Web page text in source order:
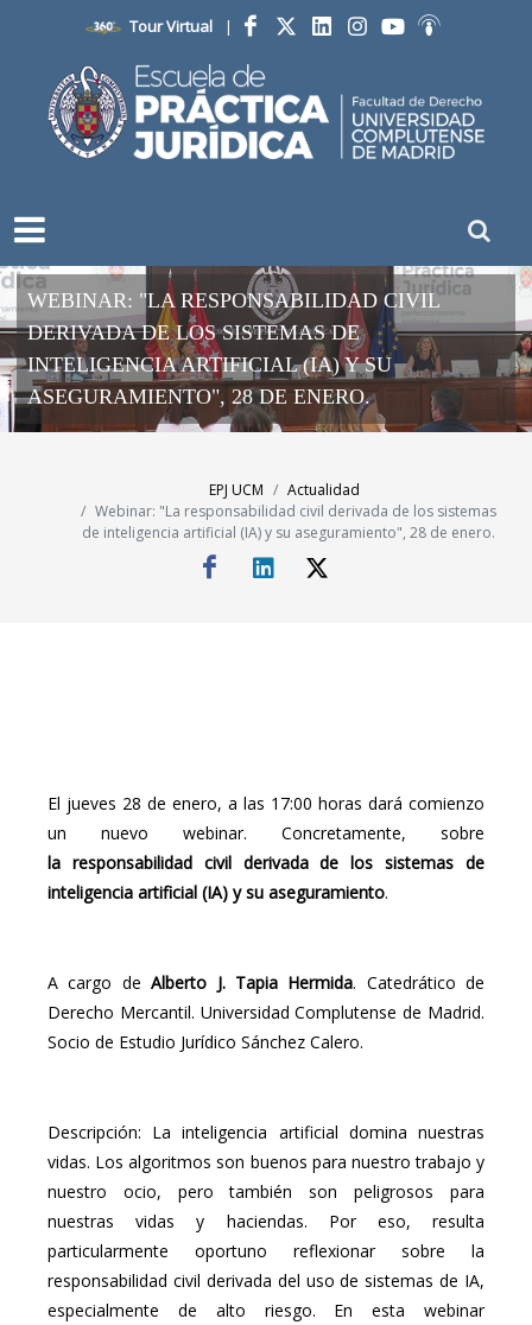
Tour Virtual |
Facebook
WEBINAR: "LA RESPONSABILIDAD CIVIL
DERIVADA DE LOS SISTEMAS DE
INTELIGENCIA ARTIFICIAL (IA) Y SU
ASEGURAMIENTO", 28 DE ENERO.
EPJ UCM
Actualidad
Webinar: "La responsabilidad civil derivada de los sistemas
de inteligencia artificial (IA) y su aseguramiento", 28 de enero.
El jueves 28 de enero, a las 17:00 horas dará comienzo
un nuevo webinar. Concretamente, sobre
la responsabilidad civil derivada de los sistemas de
inteligencia artificial (IA) y su aseguramiento.
A cargo deAlberto J. Tapia Hermida. Catedrático de
Derecho Mercantil. Universidad Complutense de Madrid.
Socio de Estudio Jurídico Sánchez Calero.
Descripción: La inteligencia artificial domina nuestras
vidas. Los algoritmos son buenos para nuestro trabajo y
nuestro ocio, pero también son peligrosos para
nuestras vidas y haciendas. Por eso, resulta
particularmente oportuno reflexionar sobre la
responsabilidad civil derivada del uso de sistemas de IA,
especialmente de alto riesgo. En esta webinar